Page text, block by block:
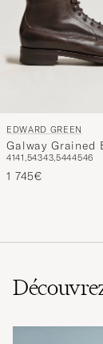
EDWARD GREEN
Galway Grained
Brown Utah Calf
4141,54343,5444546
1 745€